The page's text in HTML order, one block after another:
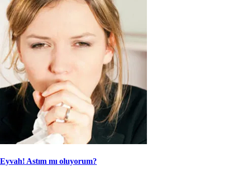
Eyvah! Astım mı oluyorum?